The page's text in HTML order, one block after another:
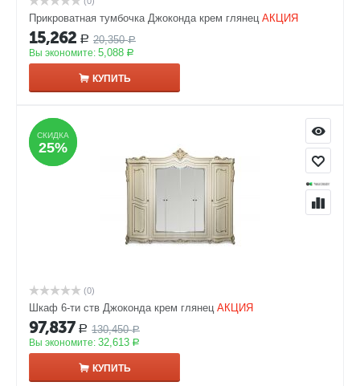
Прикроватная тумбочка Джоконда крем глянец АКЦИЯ
15,262 Р 20,350 Р
Вы экономите: 5,088 Р
КУПИТЬ
СКИДКА
25%
СКИДКА
25%
(0)
Шкаф 6-ти ств Джоконда крем глянец АКЦИЯ
97,837 Р 130,450 Р
Вы экономите: 32,613 Р
КУПИТЬ